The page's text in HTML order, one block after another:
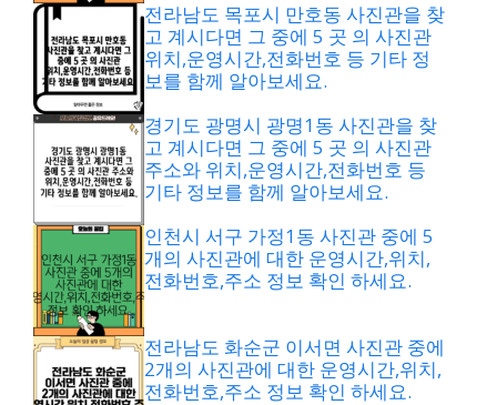
전라남도 목포시 만호동 사진관을 찾
고 계시다면 그 중에 5 곳 의 사진관
위치,운영시간,전화번호 등 기타 정
보를 함께 알아보세요.
경기도 광명시 광명1동 사진관을 찾
고 계시다면 그 중에 5 곳 의 사진관
주소와 위치,운영시간,전화번호 등
기타 정보를 함께 알아보세요.
인천시 서구 가정1동 사진관 중에 5
개의 사진관에 대한 운영시간,위치,
전화번호,주소 정보 확인 하세요.
전라남도 화순군 이서면 사진관 중에
2개의 사진관에 대한 운영시간,위치,
전화번호,주소 정보 확인 하세요.